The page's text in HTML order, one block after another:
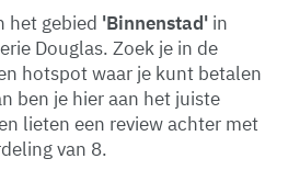
het gebied 'Binnenstad' in
Douglas. Zoek je in de
hotspot waar je kunt betalen
ben je hier aan het juiste
lieten een review achter met
van 8.